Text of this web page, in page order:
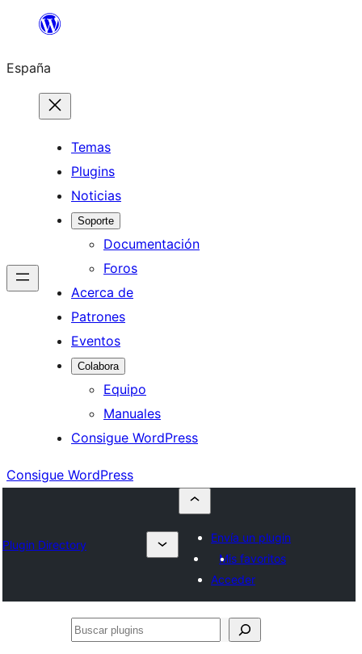
Saltar
contenido
España
Temas
Plugins
Noticias
Soporte
Documentación
Foros
Acerca de
Patrones
Eventos
Colabora
Equipo
Manuales
Consigue WordPress
Consigue WordPress
Plugin Directory
Envía un plugin
Mis favoritos
Acceder
Buscar